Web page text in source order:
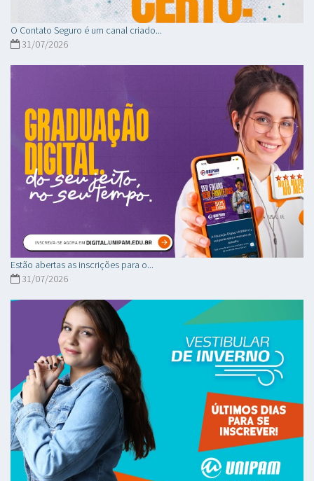
O Contato Seguro é um canal criado...
31/07/2026
Estão abertas as inscrições para o...
31/07/2026